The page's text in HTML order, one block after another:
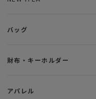
バッグ
財布・キーホルダー
アパレル